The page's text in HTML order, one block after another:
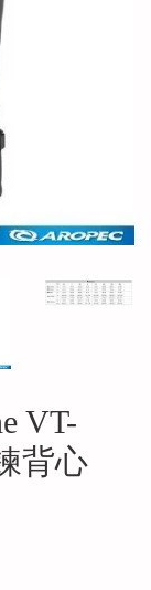
VT-
背心